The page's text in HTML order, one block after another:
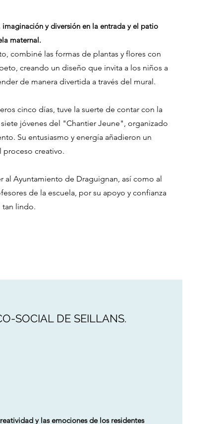
imaginación y diversión en la entrada y el patio
maternal.
combiné las formas de plantas y flores con
creando un diseño que invita a los niños a
de manera divertida a través del mural.
cinco días, tuve la suerte de contar con la
jóvenes del "Chantier Jeune", organizado
Su entusiasmo y energía añadieron un
proceso creativo.
al Ayuntamiento de Draguignan, así como al
de la escuela, por su apoyo y confianza
tan lindo.
SOCIAL DE SEILLANS.
y las emociones de los residentes